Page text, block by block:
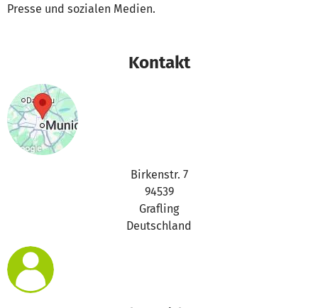
Presse und sozialen Medien.
Kontakt
Birkenstr. 7
94539
Grafling
Deutschland